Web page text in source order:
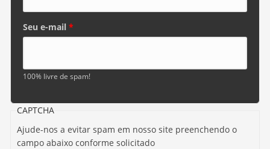
Seu e-mail *
100% livre de spam!
CAPTCHA
Ajude-nos a evitar spam em nosso site preenchendo o
campo abaixo conforme solicitado